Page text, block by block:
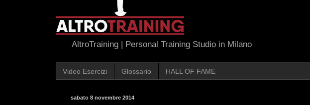
AltroTraining | Personal Training Studio in Milano
Video Esercizi Glossario HALL OF FAME
sabato 8 novembre 2014